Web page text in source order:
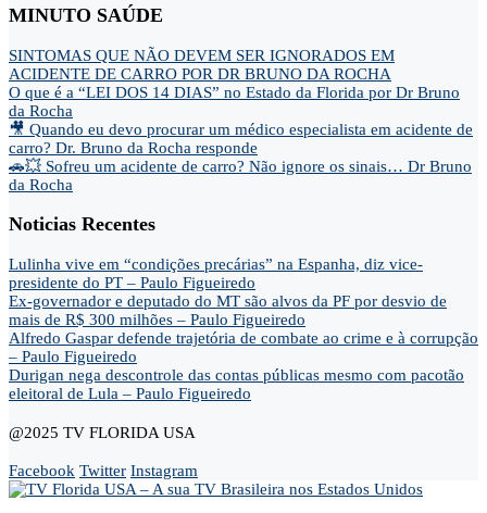
MINUTO SAÚDE
SINTOMAS QUE NÃO DEVEM SER IGNORADOS EM
ACIDENTE DE CARRO POR DR BRUNO DA ROCHA
O que é a “LEI DOS 14 DIAS” no Estado da Florida por Dr Bruno
da Rocha
🎥 Quando eu devo procurar um médico especialista em acidente de
carro? Dr. Bruno da Rocha responde
🚗💥 Sofreu um acidente de carro? Não ignore os sinais… Dr Bruno
da Rocha
Noticias Recentes
Lulinha vive em “condições precárias” na Espanha, diz vice-
presidente do PT – Paulo Figueiredo
Ex-governador e deputado do MT são alvos da PF por desvio de
mais de R$ 300 milhões – Paulo Figueiredo
Alfredo Gaspar defende trajetória de combate ao crime e à corrupção
– Paulo Figueiredo
Durigan nega descontrole das contas públicas mesmo com pacotão
eleitoral de Lula – Paulo Figueiredo
@2025 TV FLORIDA USA
Facebook Twitter Instagram